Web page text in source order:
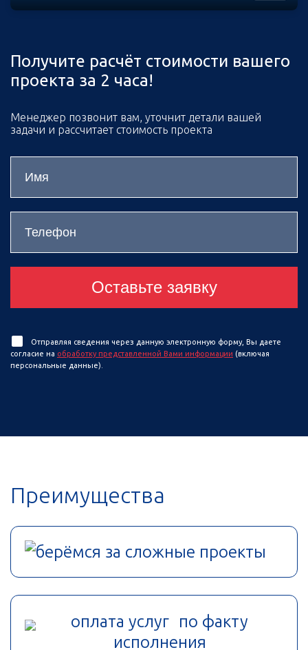
Получите расчёт стоимости вашего
проекта за 2 часа!
Менеджер позвонит вам, уточнит детали вашей
задачи и рассчитает стоимость проекта
Оставьте заявку
Отправляя сведения через данную электронную форму, Вы даете
согласие на обработку представленной Вами информации (включая
персональные данные).
Преимущества
берёмся за сложные проекты
оплата услуг по факту
исполнения